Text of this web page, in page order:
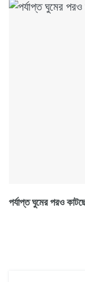
পর্যাপ্ত ঘুমের পরও